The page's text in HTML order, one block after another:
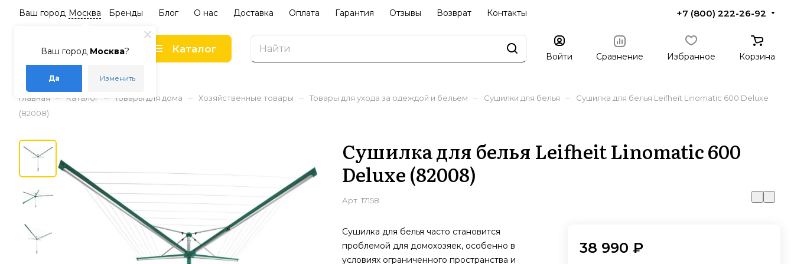
Ваш город Москва?
Да Изменить
Ваш город Москва Бренды Блог О нас Доставка Оплата Гарантия Отзывы Возврат Контакты +7 (800) 222-26-92
Каталог
Войти Сравнение Избранное Корзина
Главная – Каталог – Товары для дома – Хозяйственные товары – Товары для ухода за одеждой и бельем – Сушилки для белья –
Сушилка для белья Leifheit Linomatic 600 Deluxe
(82008)
Сушилка для белья Leifheit Linomatic 600
Deluxe (82008)
Арт. 17158
Сушилка для белья часто становится
проблемой для домохозяек, особенно в
условиях ограниченного пространства и
38 990 ₽